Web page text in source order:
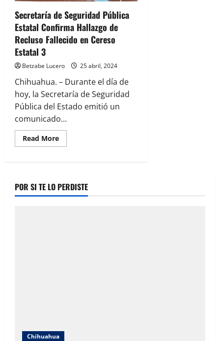
Secretaría de Seguridad Pública
Estatal Confirma Hallazgo de
Recluso Fallecido en Cereso
Estatal 3
Betzabe Lucero 25 abril, 2024
Chihuahua. – Durante el día de
hoy, la Secretaría de Seguridad
Pública del Estado emitió un
comunicado...
Read MoreRead
more
Estatal
Confirma
Hallazgo
POR SI TE LO PERDISTE
Chihuahua